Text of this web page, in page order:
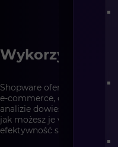
Wykorzystaj
Shopware oferuje
e-commerce, czy znasz je
analizie dowiesz się, jakie
jak możesz je wdrożyć, aby
efektywność sklepu.